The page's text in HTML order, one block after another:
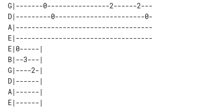
G|-------0----------------2------2---
D|---------0-----------------------0-
A|-----------------------------------
E|-----------------------------------
E|0-----|
B|--3---|
G|----2-|
D|------|
A|------|